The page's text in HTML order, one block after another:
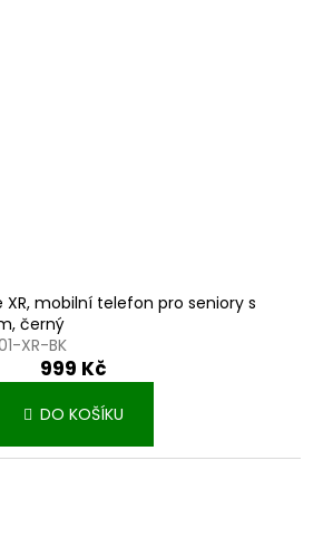
XR, mobilní telefon pro seniory s
černý
XR-BK
999 Kč
DO KOŠÍKU